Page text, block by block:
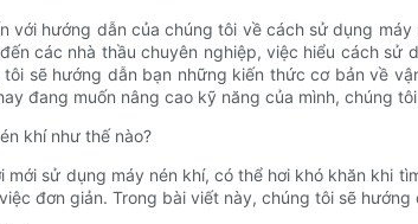
với hướng dẫn của chúng tôi về cách sử dụng
các nhà thầu chuyên nghiệp, việc hiểu cách
sẽ hướng dẫn bạn những kiến ​​thức cơ bản về
đang muốn nâng cao kỹ năng của mình, chúng
khí như thế nào?
mới sử dụng máy nén khí, có thể hơi khó khăn khi
đơn giản. Trong bài viết này, chúng tôi sẽ